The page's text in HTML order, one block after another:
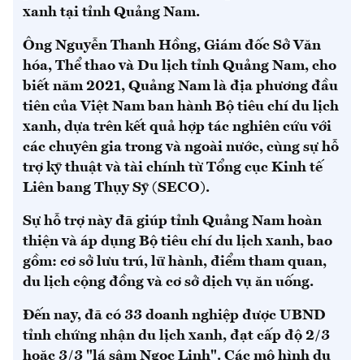
xanh tại tỉnh Quảng Nam.
Ông Nguyễn Thanh Hồng, Giám đốc Sở Văn
hóa, Thể thao và Du lịch tỉnh Quảng Nam, cho
biết năm 2021, Quảng Nam là địa phương đầu
tiên của Việt Nam ban hành Bộ tiêu chí du lịch
xanh, dựa trên kết quả hợp tác nghiên cứu với
các chuyên gia trong và ngoài nước, cùng sự hỗ
trợ kỹ thuật và tài chính từ Tổng cục Kinh tế
Liên bang Thụy Sỹ (SECO).
Sự hỗ trợ này đã giúp tỉnh Quảng Nam hoàn
thiện và áp dụng Bộ tiêu chí du lịch xanh, bao
gồm: cơ sở lưu trú, lữ hành, điểm tham quan,
du lịch cộng đồng và cơ sở dịch vụ ăn uống.
Đến nay, đã có 33 doanh nghiệp được UBND
tỉnh chứng nhận du lịch xanh, đạt cấp độ 2/3
hoặc 3/3 "lá sâm Ngọc Linh". Các mô hình du